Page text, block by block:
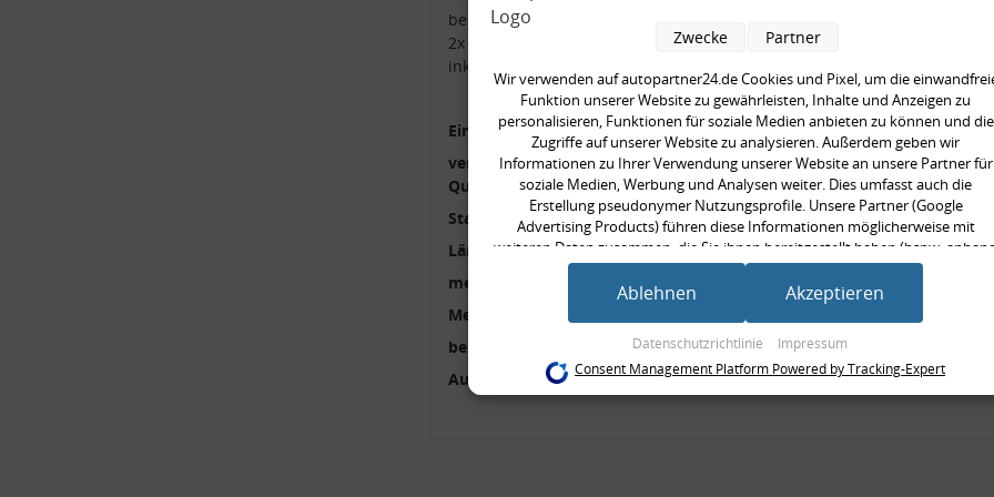
bestehend aus:
2x Koppelstange, verstärkt
inkl. Montagezubehör
Einbauseite:
Hinterachse beidseitig
verstärkte Ausführung:
Qualität:
HPS standard
Stange/Strebe:
Koppelstange
Länge [mm]:
220 mm
mehrteilig:
zweiteilig
Mengeneinheit:
benötigte Stückzahl:
1
Außengewinde [mm]:
M10x1,5 mm
Wir verwenden auf autopartner24.de Cookies und Pixel, um die
Funktion unserer Website zu gewährleisten, Inhalte und Anzeigen zu
personalisieren, Funktionen für soziale Medien anbieten zu können und die
Zugriffe auf unserer Website zu analysieren. Außerdem geben wir
Informationen zu Ihrer Verwendung unserer Website an unsere Partner für
soziale Medien, Werbung und Analysen weiter. Dies umfasst auch die
Erstellung pseudonymer Nutzungsprofile. Unsere Partner (Google
Advertising Products) führen diese Informationen möglicherweise mit
weiteren Daten zusammen, die Sie ihnen bereitgestellt haben (bspw.
eines persönlichen Accounts) oder welche sie im Rahmen Ihrer Nutzung der
Dienste gesammelt haben (bspw. Nutzungsdaten anderer Geräte). Ihre
Einwilligung zur Nutzung von Cookies und Pixeln können Sie jederzeit
dort die entsprechenden Anpassungen vornehmen.
Zwecke der Datenverarbeitung durch unsere Partner:
Datenschutzrichtlinie Impressum
Zwecke Partner
Ablehnen Akzeptieren
Consent Management Platform Powered by Tracking-Expert